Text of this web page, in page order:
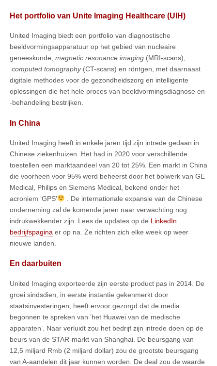
Het portfolio van Unite Imaging Healthcare (UIH)
United Imaging biedt een portfolio van diagnostische
beeldvormingsapparatuur op het gebied van nucleaire
geneeskunde, magnetic resonance imaging (MRI-scans),
computed tomography(CT-scans) en röntgen, met daarnaast
digitale methodes voor de gezondheidszorg en intelligente
oplossingen die het hele proces van beeldvormingsdiagnose en
-behandeling bestrijken.
In China
United Imaging heeft in enkele jaren tijd zijn intrede gedaan in
Chinese ziekenhuizen. Het had in 2020 voor verschillende
toestellen een marktaandeel van 20 tot 25%. Een markt in China
die voorheen voor 95% werd beheerst door het bolwerk van GE
Medical, Philips en Siemens Medical, bekend onder het
acroniem ‘GPS’
. De internationale expansie van de Chinese
onderneming zal de komende jaren naar verwachting nog
indrukwekkender zijn. Lees de updates op de LinkedIn
bedrijfspagina er op na. Ze richten zich elke week op weer
nieuwe landen.
En daarbuiten
United Imaging exporteerde zijn eerste product pas in 2014. De
groei sindsdien, in eerste instantie gekenmerkt door
staatsinvesteringen, heeft ervoor gezorgd dat de media
begonnen te spreken van ’het Huawei van de medische
apparaten’. Naar verluidt zou het bedrijf zijn intrede doen op de
beurs van de STAR-markt van Shanghai. De beursgang van
12,5 miljard Rmb (2 miljard dollar) zou de grootste beursgang
van A-aandelen dit jaar kunnen worden. De deal zou de waarde